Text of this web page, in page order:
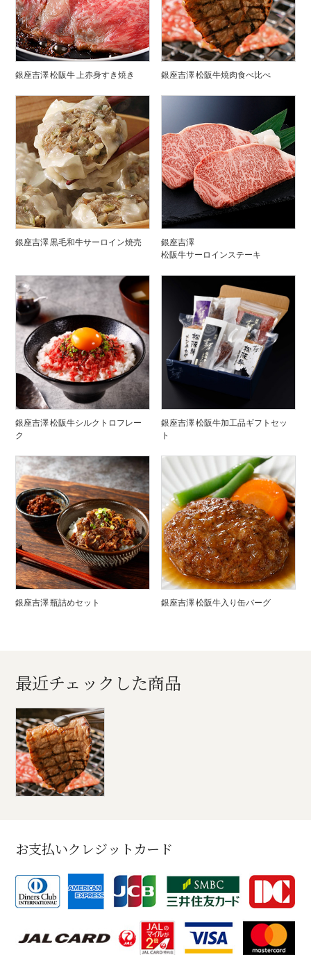
銀座吉澤 松阪牛 上赤身すき焼き 銀座吉澤 松阪牛焼肉食べ比べ
銀座吉澤 黒毛和牛サーロイン焼売
銀座吉澤
松阪牛サーロインステーキ
銀座吉澤 松阪牛シルクトロフレー
ク
銀座吉澤 松阪牛加工品ギフトセッ
ト
銀座吉澤 瓶詰めセット 銀座吉澤 松阪牛入り缶バーグ
最近チェックした商品
お支払いクレジットカード